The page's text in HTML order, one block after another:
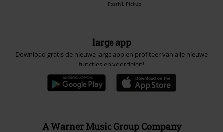
PostNL Pickup
large app
Download gratis de nieuwe large app en profiteer van alle nieuwe
functies en voordelen!
A Warner Music Group Company